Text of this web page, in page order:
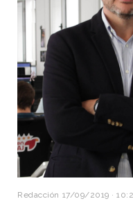
Redacción 17/09/2019 ·